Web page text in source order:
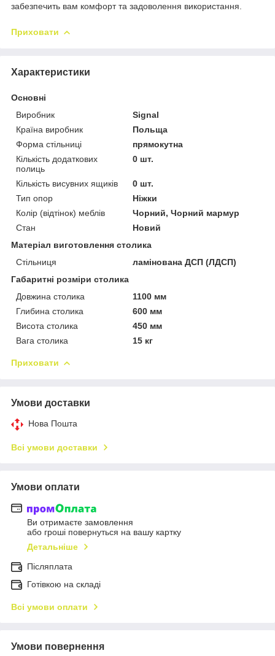
забезпечить вам комфорт та задоволення використання.
Приховати
Характеристики
Основні
Виробник
Signal
Країна виробник
Польща
Форма стільниці
прямокутна
Кількість додаткових
полиць
0 шт.
Кількість висувних ящиків
0 шт.
Тип опор
Ніжки
Колір (відтінок) меблів
Чорний, Чорний мармур
Стан
Новий
Матеріал виготовлення столика
Стільниця
ламінована ДСП (ЛДСП)
Габаритні розміри столика
Довжина столика
1100 мм
Глибина столика
600 мм
Висота столика
450 мм
Вага столика
15 кг
Приховати
Умови доставки
Нова Пошта
Всі умови доставки
Умови оплати
Ви отримаєте замовлення
або гроші повернуться на вашу картку
Детальніше
Післяплата
Готівкою на складі
Всі умови оплати
Умови повернення